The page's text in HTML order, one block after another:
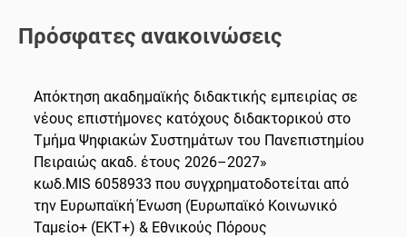
Πρόσφατες ανακοινώσεις
Απόκτηση ακαδημαϊκής διδακτικής εμπειρίας σε
νέους επιστήμονες κατόχους διδακτορικού στο
Τμήμα Ψηφιακών Συστημάτων του Πανεπιστημίου
Πειραιώς ακαδ. έτους 2026–2027»
κωδ.MIS 6058933 που συγχρηματοδοτείται από
την Ευρωπαϊκή Ένωση (Ευρωπαϊκό Κοινωνικό
Ταμείο+ (ΕΚΤ+) & Εθνικούς Πόρους